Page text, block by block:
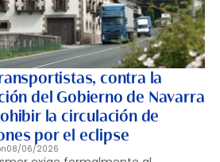
contra la
del Gobierno de Navarra
la circulación de
por el eclipse
08/06/2026